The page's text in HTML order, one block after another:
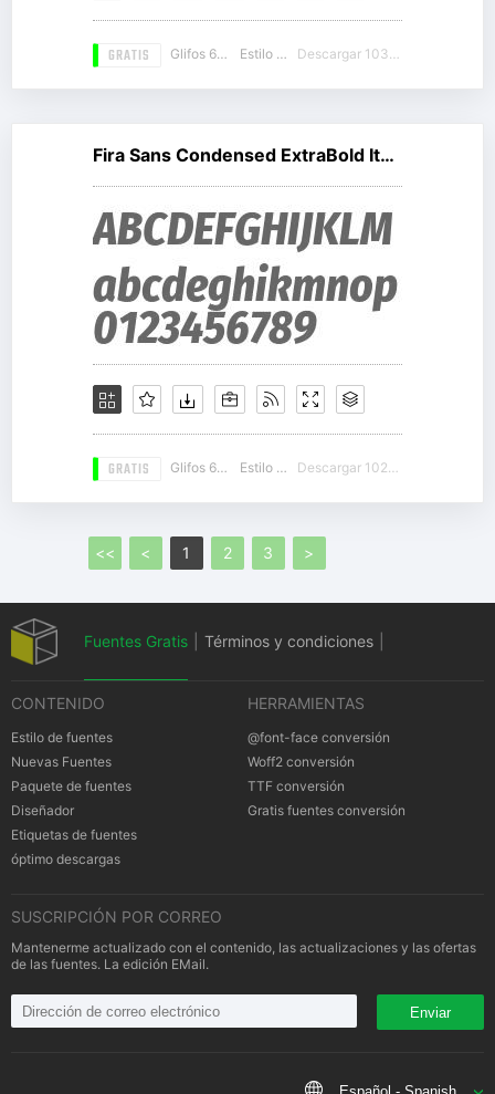
GRATIS Glifos 673 Estilo 17 Descargar 10362
Fira Sans Condensed ExtraBold Italic
GRATIS Glifos 673 Estilo 11 Descargar 10245
<< < 1 2 3 >
Fuentes Gratis Términos y condiciones
Notificación
CONTENIDO
Estilo de fuentes
Nuevas Fuentes
Paquete de fuentes
Diseñador
Etiquetas de fuentes
óptimo descargas
HERRAMIENTAS
@font-face conversión
Woff2 conversión
TTF conversión
Gratis fuentes conversión
SUSCRIPCIÓN POR CORREO
Mantenerme actualizado con el contenido, las actualizaciones y las ofertas
de las fuentes. La edición EMail.
Enviar